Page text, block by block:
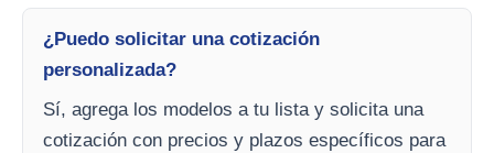
¿Puedo solicitar una cotización
personalizada?
Sí, agrega los modelos a tu lista y solicita una
cotización con precios y plazos específicos para